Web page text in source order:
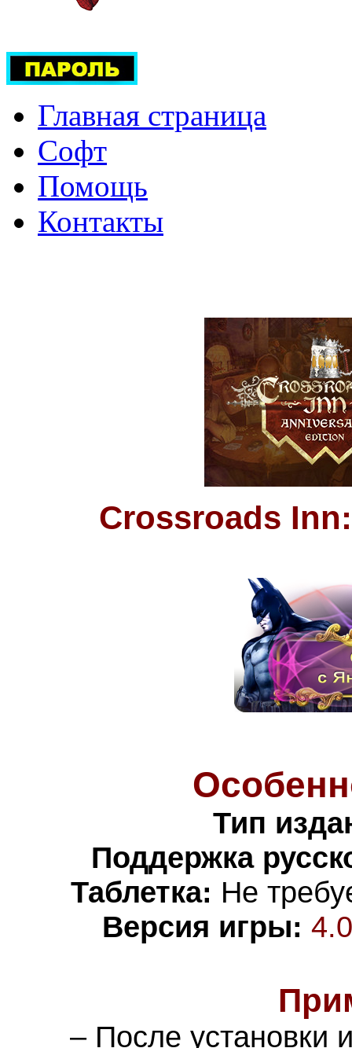
Главная страница
Софт
Помощь
Контакты
Crossroads
Тип
Поддержка
Таблетка: Не
Версия игры:
– После установки